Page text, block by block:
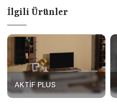
İlgili Ürünler
AKTIF PLUS